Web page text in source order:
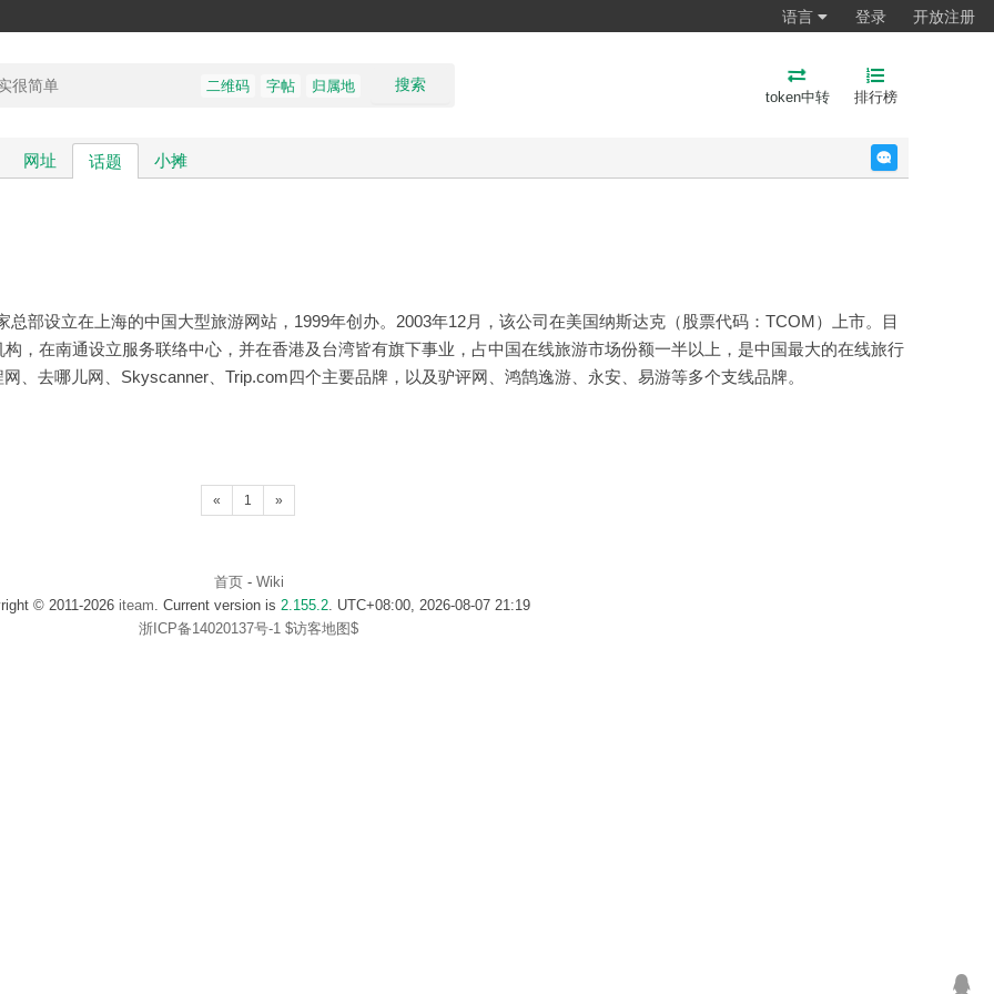
语言 登录 开放注册
搜索
二维码 字帖 归属地
token中转 排行榜
网址 话题 小摊
部设立在上海的中国大型旅游网站，1999年创办。2003年12月，该公司在美国纳斯达克（股票代码：TCOM）上市。目
，在南通设立服务联络中心，并在香港及台湾皆有旗下事业，占中国在线旅游市场份额一半以上，是中国最大的在线旅行
、去哪儿网、Skyscanner、Trip.com四个主要品牌，以及驴评网、鸿鹄逸游、永安、易游等多个支线品牌。
« 1 »
首页- Wiki
© 2011-2026 iteam . Current version is 2.155.2. UTC+08:00, 2026-08-07 21:19
浙ICP备14020137号-1 $访客地图$